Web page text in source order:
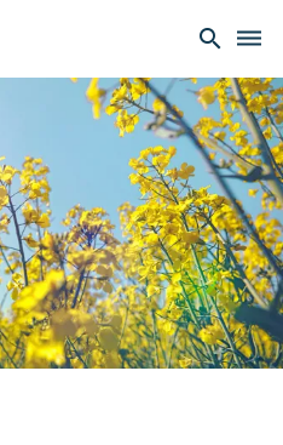
search dehaze